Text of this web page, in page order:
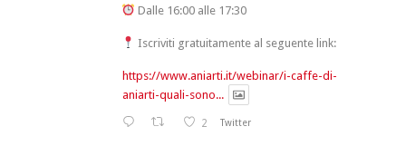
Dalle 16:00 alle 17:30
Iscriviti gratuitamente al seguente link:
https://www.aniarti.it/webinar/i-caffe-di-
aniarti-quali-sono...
2 Twitter